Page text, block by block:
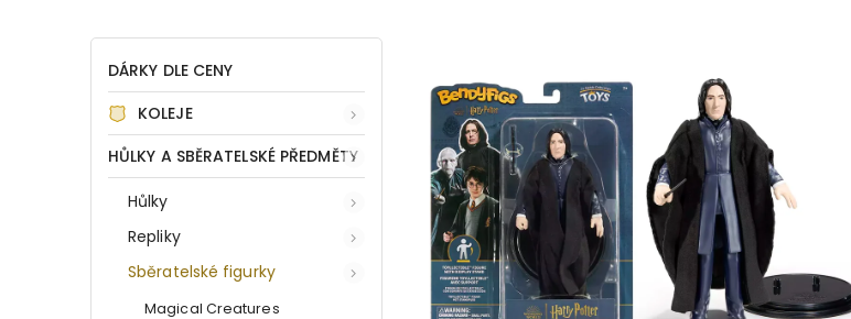
DÁRKY DLE CENY
KOLEJE
HŮLKY A SBĚRATELSKÉ PŘEDMĚTY
Hůlky
Repliky
Sběratelské figurky
Magical Creatures